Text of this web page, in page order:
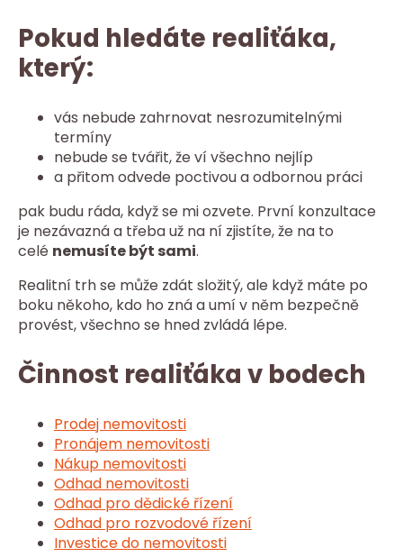
Pokud hledáte realiťáka,
který:
vás nebude zahrnovat nesrozumitelnými
termíny
nebude se tvářit, že ví všechno nejlíp
a přitom odvede poctivou a odbornou práci
pak budu ráda, když se mi ozvete. První konzultace
je nezávazná a třeba už na ní zjistíte, že na to
celé nemusíte být sami.
Realitní trh se může zdát složitý, ale když máte po
boku někoho, kdo ho zná a umí v něm bezpečně
provést, všechno se hned zvládá lépe.
Činnost realiťáka v bodech
Prodej nemovitosti
Pronájem nemovitosti
Nákup nemovitosti
Odhad nemovitosti
Odhad pro dědické řízení
Odhad pro rozvodové řízení
Investice do nemovitosti